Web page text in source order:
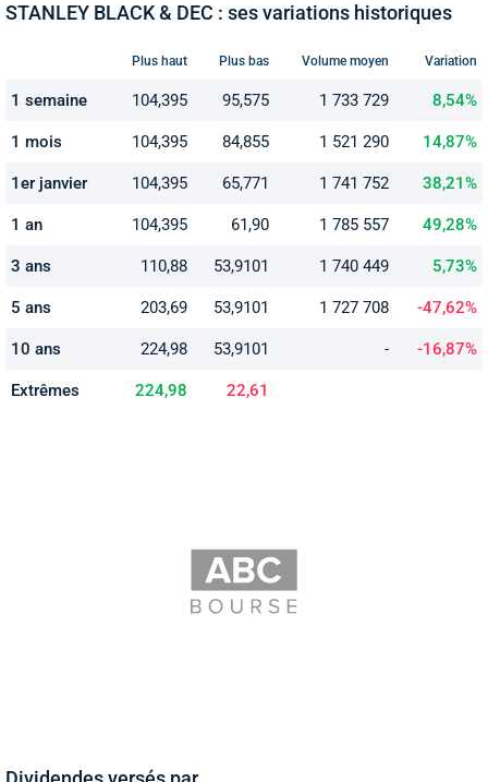
STANLEY BLACK & DEC : ses variations historiques
Plus haut Plus bas Volume moyen Variation
1 semaine 104,395 95,575 1 733 729 8,54%
1 mois 104,395 84,855 1 521 290 14,87%
1er janvier 104,395 65,771 1 741 752 38,21%
1 an 104,395 61,90 1 785 557 49,28%
3 ans 110,88 53,9101 1 740 449 5,73%
5 ans 203,69 53,9101 1 727 708 -47,62%
10 ans 224,98 53,9101 - -16,87%
Extrêmes 224,98 22,61